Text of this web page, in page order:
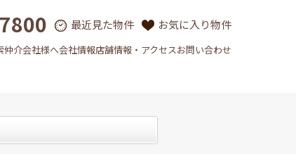
最近見た物件 お気に入り物件
仲介会社様へ会社情報店舗情報・アクセスお問い合わせ